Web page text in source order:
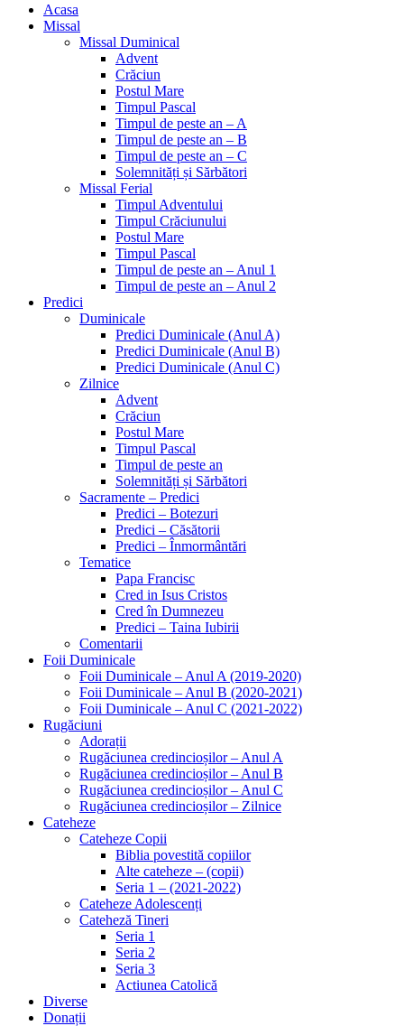
Acasa
Missal
Missal Duminical
Advent
Crăciun
Postul Mare
Timpul Pascal
Timpul de peste an – A
Timpul de peste an – B
Timpul de peste an – C
Solemnități și Sărbători
Missal Ferial
Timpul Adventului
Timpul Crăciunului
Postul Mare
Timpul Pascal
Timpul de peste an – Anul 1
Timpul de peste an – Anul 2
Predici
Duminicale
Predici Duminicale (Anul A)
Predici Duminicale (Anul B)
Predici Duminicale (Anul C)
Zilnice
Advent
Crăciun
Postul Mare
Timpul Pascal
Timpul de peste an
Solemnități și Sărbători
Sacramente – Predici
Predici – Botezuri
Predici – Căsătorii
Predici – Înmormântări
Tematice
Papa Francisc
Cred in Isus Cristos
Cred în Dumnezeu
Predici – Taina Iubirii
Comentarii
Foii Duminicale
Foii Duminicale – Anul A (2019-2020)
Foii Duminicale – Anul B (2020-2021)
Foii Duminicale – Anul C (2021-2022)
Rugăciuni
Adorații
Rugăciunea credincioșilor – Anul A
Rugăciunea credincioșilor – Anul B
Rugăciunea credincioșilor – Anul C
Rugăciunea credincioșilor – Zilnice
Cateheze
Cateheze Copii
Biblia povestită copiilor
Alte cateheze – (copii)
Seria 1 – (2021-2022)
Cateheze Adolescenți
Cateheză Tineri
Seria 1
Seria 2
Seria 3
Actiunea Catolică
Diverse
Donații